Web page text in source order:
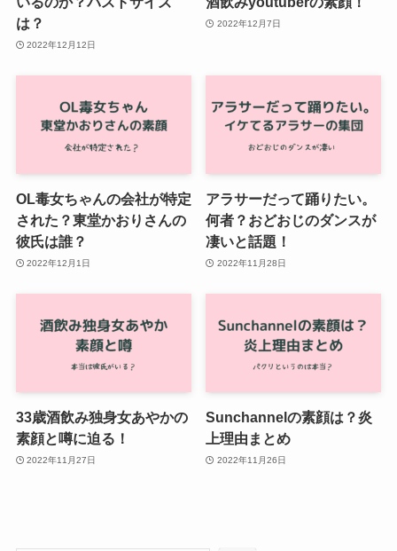
は？
2022年12月12日
2022年12月7日
OL毒女ちゃんの会社が特定
された？東堂かおりさんの
彼氏は誰？
2022年12月1日
アラサーだって踊りたい。
何者？おどおじのダンスが
凄いと話題！
2022年11月28日
33歳酒飲み独身女あやかの
素顔と噂に迫る！
2022年11月27日
Sunchannelの素顔は？炎
上理由まとめ
2022年11月26日